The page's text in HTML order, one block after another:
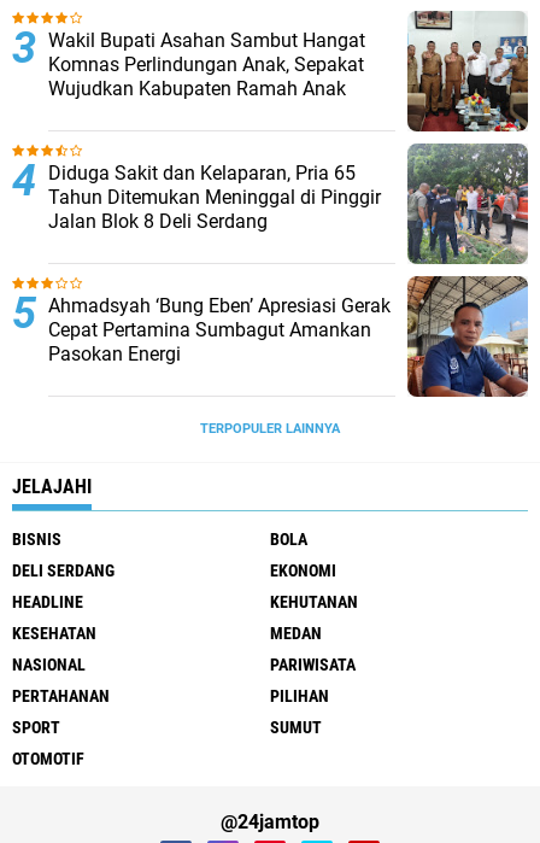
Wakil Bupati Asahan Sambut Hangat
Komnas Perlindungan Anak, Sepakat
Wujudkan Kabupaten Ramah Anak
Diduga Sakit dan Kelaparan, Pria 65
Tahun Ditemukan Meninggal di Pinggir
Jalan Blok 8 Deli Serdang
Ahmadsyah ‘Bung Eben’ Apresiasi Gerak
Cepat Pertamina Sumbagut Amankan
Pasokan Energi
TERPOPULER LAINNYA
JELAJAHI
BISNIS
BOLA
DELI SERDANG
EKONOMI
HEADLINE
KEHUTANAN
KESEHATAN
MEDAN
NASIONAL
PARIWISATA
PERTAHANAN
PILIHAN
SPORT
SUMUT
OTOMOTIF
@24jamtop